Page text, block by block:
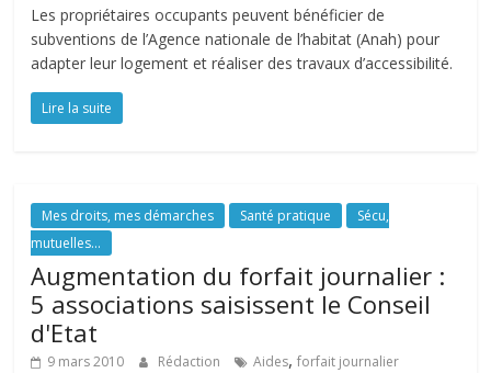
Les propriétaires occupants peuvent bénéficier de
subventions de l’Agence nationale de l’habitat (Anah) pour
adapter leur logement et réaliser des travaux d’accessibilité.
Lire la suite
Mes droits, mes démarches Santé pratique
Sécu,
mutuelles...
Augmentation du forfait journalier :
5 associations saisissent le Conseil
d'Etat
9 mars 2010 Rédaction Aides,forfait journalier